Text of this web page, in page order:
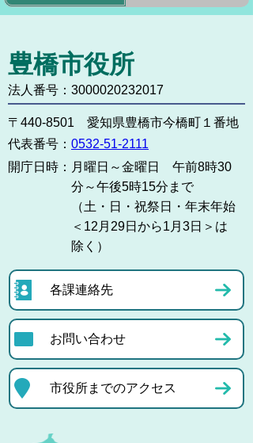
豊橋市役所
法人番号：3000020232017
〒440-8501 愛知県豊橋市今橋町１番地
代表番号： 0532-51-2111
開庁日時： 月曜日～金曜日 午前8時30
分～午後5時15分まで
（土・日・祝祭日・年末年始
＜12月29日から1月3日＞は
除く）
各課連絡先
お問い合わせ
市役所までのアクセス